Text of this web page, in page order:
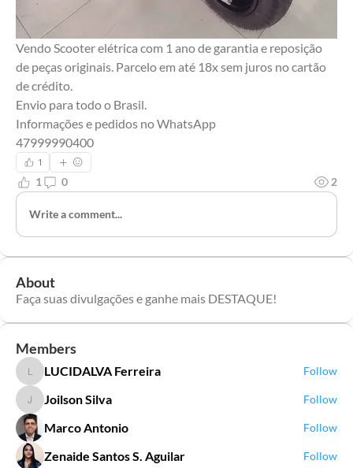
Vendo Scooter elétrica com 1 ano de garantia e reposição
de peças originais. Parcelo em até 18x sem juros no cartão
de crédito.
Envio para todo o Brasil.
Informações e pedidos no WhatsApp
47999990400
1
1 0 2
Write a comment...
About
Faça suas divulgações e ganhe mais DESTAQUE!
Members
LUCIDALVA Ferreira
LUCIDALVA Ferreira Follow
Joilson Silva
Joilson Silva Follow
Marco Antonio Follow
Zenaide Santos S. Aguilar Follow